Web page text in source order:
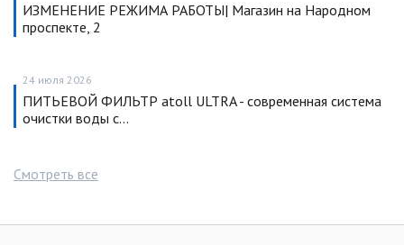
ИЗМЕНЕНИЕ РЕЖИМА РАБОТЫ| Магазин на Народном
проспекте, 2
24 июля 2026
ПИТЬЕВОЙ ФИЛЬТР atoll ULTRA - современная система
очистки воды с…
Смотреть все